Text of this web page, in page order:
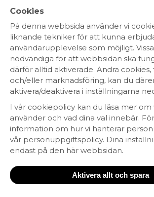
populära varumärken och
olika ursprung och
RÖTT VIN VITT VIN
CHAMPAGNE
MOUSSERANDE
ROSÉVIN SPRIT
Ekologiskt
KRAV-
Fairtrade
Fair for
Fair´n Green
WIETA
SÖK EFTER PRODUKT
Cookies
På denna webbsida använder vi
liknande tekniker för att kunna
användarupplevelse som möjligt.
nödvändiga för att webbsidan ska
därför alltid aktiverade. Andra cookies,
och/eller marknadsföring, kan du
aktivera/deaktivera i inställningarna
I vår cookiepolicy kan du läsa mer om
använder och vad dina val innebär.
information om hur vi hanterar
vår personuppgiftspolicy. Dina
endast på den här webbsidan.
Aktivera allt och spara